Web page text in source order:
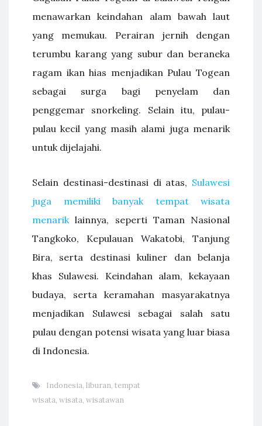
menawarkan keindahan alam bawah laut
yang memukau. Perairan jernih dengan
terumbu karang yang subur dan beraneka
ragam ikan hias menjadikan Pulau Togean
sebagai surga bagi penyelam dan
penggemar snorkeling. Selain itu, pulau-
pulau kecil yang masih alami juga menarik
untuk dijelajahi.
Selain destinasi-destinasi di atas, Sulawesi
juga memiliki banyak tempat wisata
menarik lainnya, seperti Taman Nasional
Tangkoko, Kepulauan Wakatobi, Tanjung
Bira, serta destinasi kuliner dan belanja
khas Sulawesi. Keindahan alam, kekayaan
budaya, serta keramahan masyarakatnya
menjadikan Sulawesi sebagai salah satu
pulau dengan potensi wisata yang luar biasa
di Indonesia.
Indonesia, liburan, tempat
wisata, wisata, wisatawan